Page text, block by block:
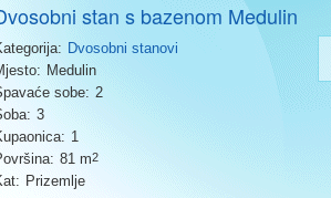
stan s bazenom Medulin
Dvosobni stanovi
Medulin
sobe: 2
3
1
81 m2
Prizemlje